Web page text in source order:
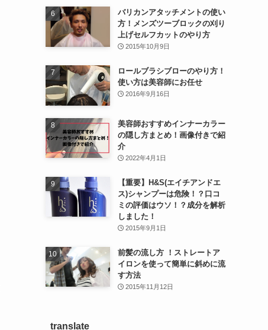
バリカンアタッチメントの使い
方！メンズツーブロックの刈り
上げセルフカットのやり方
2015年10月9日
ロールブラシブローのやり方！
使い方は美容師にお任せ
2016年9月16日
美容師おすすめインナーカラー
の隠し方まとめ！画像付きで紹
介
2022年4月1日
【重要】H&S(エイチアンドエ
ス)シャンプーは危険！？口コ
ミの評価はウソ！？成分を解析
しました！
2015年9月1日
前髪の流し方 ！ストレートア
イロンを使って簡単に斜めに流
す方法
2015年11月12日
translate